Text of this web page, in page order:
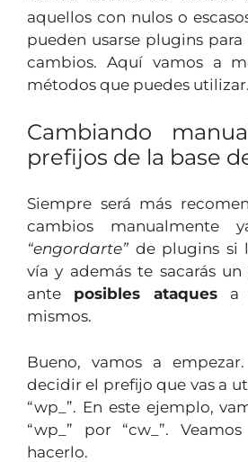
aquellos con nulos o
pueden usarse plugins
cambios. Aquí vamos a
métodos que puedes utilizar.
Cambiando
prefijos de la base
Siempre será más
cambios manualmente
“engordarte” de plugins si
vía y además te sacarás
ante posibles ataquesa
mismos.
Bueno, vamos a
decidir el prefijo que vas a
“wp_”. En este ejemplo,
“wp_” por “cw_”.
hacerlo.